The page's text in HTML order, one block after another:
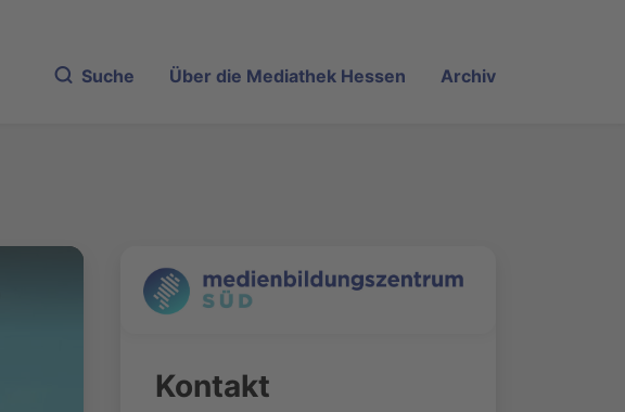
Suche Über die Mediathek Hessen Archiv
Kontakt